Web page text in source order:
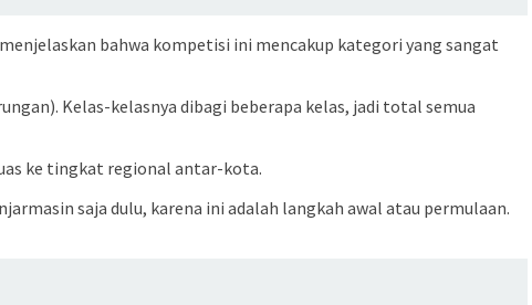
bahwa kompetisi ini mencakup kategori yang sangat
Kelas-kelasnya dibagi beberapa kelas, jadi total semua
ke tingkat regional antar-kota.
saja dulu, karena ini adalah langkah awal atau permulaan.